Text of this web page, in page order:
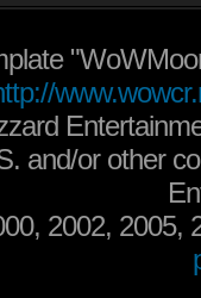
and/or other
2002, 2005,